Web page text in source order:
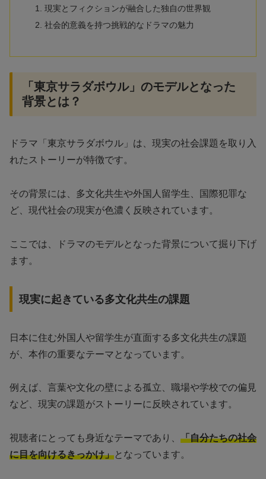
現実とフィクションが融合した独自の世界観
社会的意義を持つ挑戦的なドラマの魅力
「東京サラダボウル」のモデルとなった
背景とは？
ドラマ「東京サラダボウル」は、現実の社会課題を取り入
れたストーリーが特徴です。
その背景には、多文化共生や外国人留学生、国際犯罪な
ど、現代社会の現実が色濃く反映されています。
ここでは、ドラマのモデルとなった背景について掘り下げ
ます。
現実に起きている多文化共生の課題
日本に住む外国人や留学生が直面する多文化共生の課題
が、本作の重要なテーマとなっています。
例えば、言葉や文化の壁による孤立、職場や学校での偏見
など、現実の課題がストーリーに反映されています。
視聴者にとっても身近なテーマであり、 「自分たちの社会
に目を向けるきっかけ」となっています。